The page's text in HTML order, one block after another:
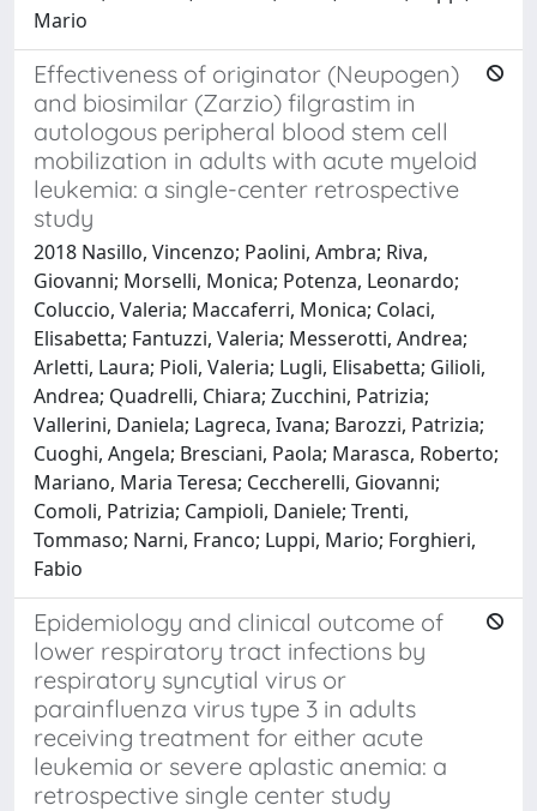
Mario
Effectiveness of originator (Neupogen)
and biosimilar (Zarzio) filgrastim in
autologous peripheral blood stem cell
mobilization in adults with acute myeloid
leukemia: a single-center retrospective
study
2018 Nasillo, Vincenzo; Paolini, Ambra; Riva,
Giovanni; Morselli, Monica; Potenza, Leonardo;
Coluccio, Valeria; Maccaferri, Monica; Colaci,
Elisabetta; Fantuzzi, Valeria; Messerotti, Andrea;
Arletti, Laura; Pioli, Valeria; Lugli, Elisabetta; Gilioli,
Andrea; Quadrelli, Chiara; Zucchini, Patrizia;
Vallerini, Daniela; Lagreca, Ivana; Barozzi, Patrizia;
Cuoghi, Angela; Bresciani, Paola; Marasca, Roberto;
Mariano, Maria Teresa; Ceccherelli, Giovanni;
Comoli, Patrizia; Campioli, Daniele; Trenti,
Tommaso; Narni, Franco; Luppi, Mario; Forghieri,
Fabio
Epidemiology and clinical outcome of
lower respiratory tract infections by
respiratory syncytial virus or
parainfluenza virus type 3 in adults
receiving treatment for either acute
leukemia or severe aplastic anemia: a
retrospective single center study